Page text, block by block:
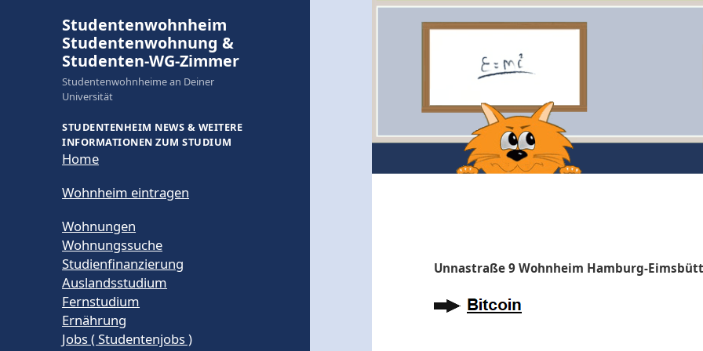
Studentenwohnheim
Studentenwohnung &
Studenten-WG-Zimmer
Studentenwohnheime an Deiner
Universität
STUDENTENHEIM NEWS & WEITERE
INFORMATIONEN ZUM STUDIUM
Home
Wohnheim eintragen
Wohnungen
Wohnungssuche
Studienfinanzierung
Auslandsstudium
Fernstudium
Ernährung
Jobs ( Studentenjobs )
Unnastraße 9 Wohnheim Hamburg-